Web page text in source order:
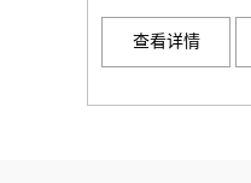
查看详情